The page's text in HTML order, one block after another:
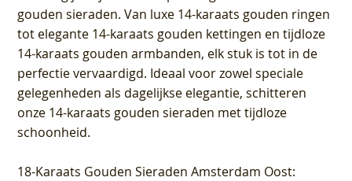
gouden sieraden. Van luxe 14-karaats gouden ringen
tot elegante 14-karaats gouden kettingen en tijdloze
14-karaats gouden armbanden, elk stuk is tot in de
perfectie vervaardigd. Ideaal voor zowel speciale
gelegenheden als dagelijkse elegantie, schitteren
onze 14-karaats gouden sieraden met tijdloze
schoonheid.
18-Karaats Gouden Sieraden Amsterdam Oost: